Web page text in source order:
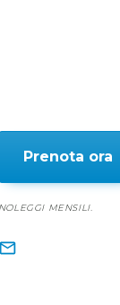
Prenota ora
MENSILI.